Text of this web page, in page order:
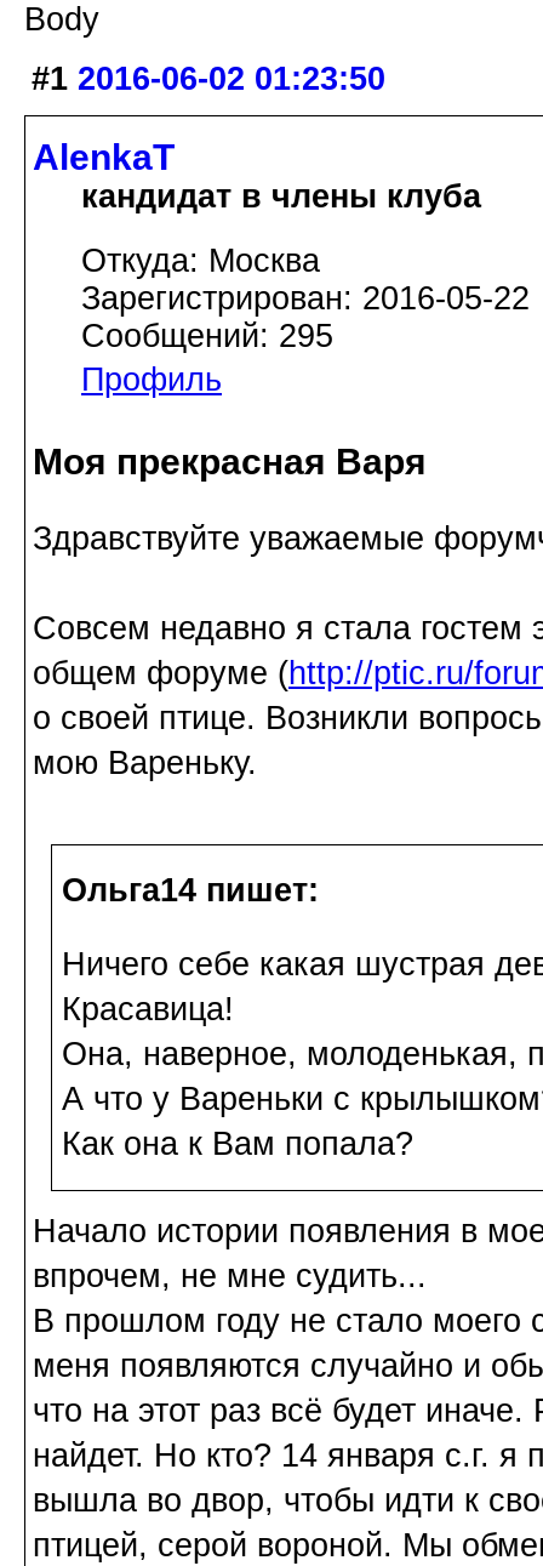
Body
#1 2016-06-02 01:23:50
AlenkaT
кандидат в члены клуба
Откуда: Москва
Зарегистрирован: 2016-05-22
Сообщений: 295
Профиль
Моя прекрасная Варя
Здравствуйте уважаемые
Совсем недавно я стала гостем
общем форуме (http://ptic.ru/
о своей птице. Возникли
мою Вареньку.
Ольга14 пишет:
Ничего себе какая шустрая
Красавица!
Она, наверное, молоденькая,
А что у Вареньки с
Как она к Вам попала?
Начало истории появления в
впрочем, не мне судить...
В прошлом году не стало моего
меня появляются случайно и
что на этот раз всё будет
найдет. Но кто? 14 января с.г.
вышла во двор, чтобы идти к
птицей, серой вороной. Мы